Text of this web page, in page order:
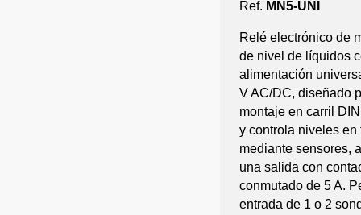
Ref. MN5-UNI
Relé electrónico de
de nivel de líquidos
alimentación
V AC/DC, diseñado
montaje en carril
y controla niveles en
mediante sensores,
una salida con
conmutado de 5 A.
entrada de 1 o 2